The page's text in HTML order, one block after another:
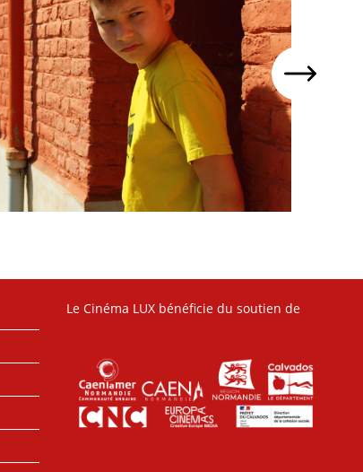
Le Cinéma LUX bénéficie du soutien de